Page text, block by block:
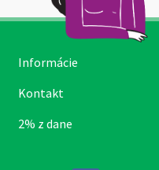
Informácie
Kontakt
2% z dane